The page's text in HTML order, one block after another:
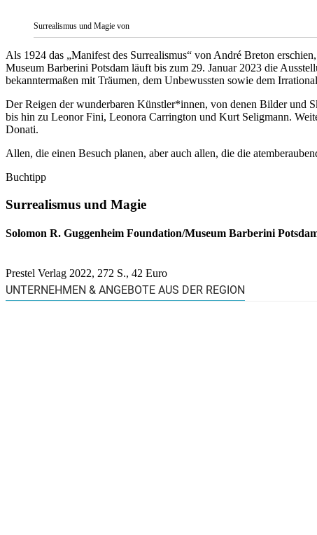
Surrealismus und Magie von
Als 1924 das „Manifest des Surrealismus“ von André Breton
Museum Barberini Potsdam läuft bis zum 29. Januar 2023 die
bekanntermaßen mit Träumen, dem Unbewussten sowie dem
Der Reigen der wunderbaren Künstler*innen, von denen Bilder und
bis hin zu Leonor Fini, Leonora Carrington und Kurt Seligmann.
Donati.
Allen, die einen Besuch planen, aber auch allen, die die
Buchtipp
Surrealismus und Magie
Solomon R. Guggenheim Foundation/Museum Barberini
Prestel Verlag 2022, 272 S., 42 Euro